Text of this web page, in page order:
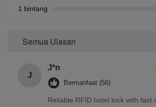
1 bintang
Semua Ulasan
J
J*n
Bermanfaat (56)
Reliable RFID hotel lock with fast